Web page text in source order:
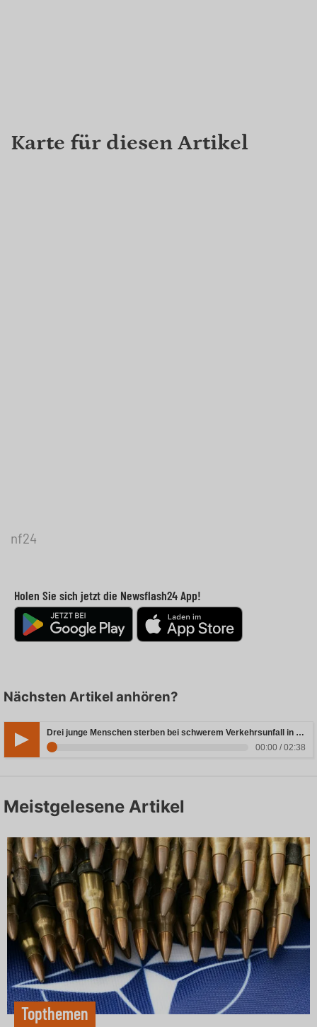
Karte für diesen Artikel
nf24
Holen Sie sich jetzt die Newsflash24 App!
Nächsten Artikel anhören?
Drei junge Menschen sterben bei schwerem Verkehrsunfall in Rheinland-Pfalz
00:00 / 02:38
Meistgelesene Artikel
Topthemen